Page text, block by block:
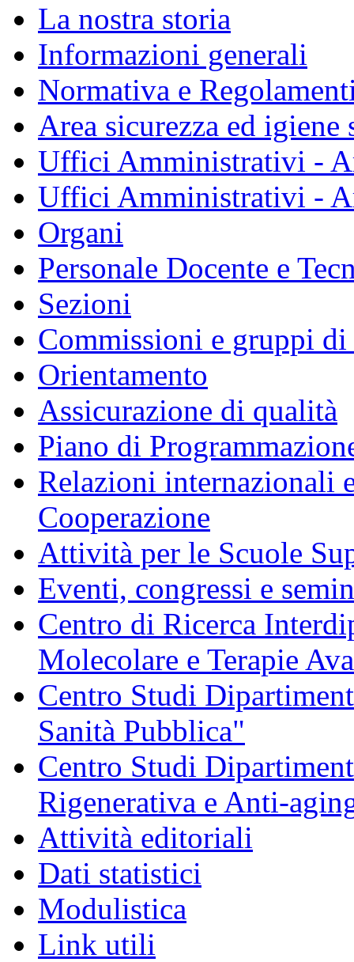
La nostra storia
Informazioni generali
Normativa e
Area sicurezza ed igiene
Uffici Amministrativi -
Uffici Amministrativi -
Organi
Personale Docente e
Sezioni
Commissioni e gruppi
Orientamento
Assicurazione di qualità
Piano di
Relazioni internazionali
Cooperazione
Attività per le Scuole
Eventi, congressi e
Centro di Ricerca
Molecolare e Terapie
Centro Studi
Sanità Pubblica"
Centro Studi
Rigenerativa e Anti-
Attività editoriali
Dati statistici
Modulistica
Link utili